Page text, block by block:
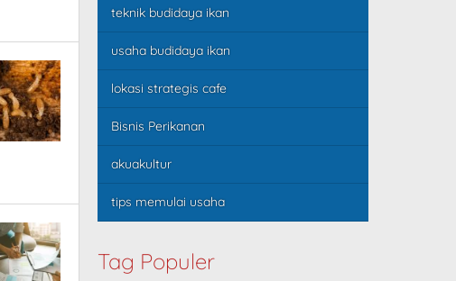
teknik budidaya ikan
usaha budidaya ikan
lokasi strategis cafe
Bisnis Perikanan
akuakultur
tips memulai usaha
Tag Populer